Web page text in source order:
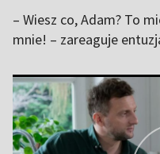
– Wiesz co, Adam? To
mnie! – zareaguje